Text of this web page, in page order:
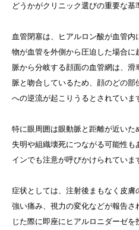
どうかがクリニック選びの重要な基
血管閉塞は、ヒアルロン酸が血管内
物が血管を外側から圧迫した場合
脈から分岐する顔面の血管網は、
脈と吻合しているため、顔のどの
への逆流が起こりうるとされていま
特に眼周囲は眼動脈と距離が近いた
失明や組織壊死につながる可能性
インでも注意が呼びかけられていま
症状としては、注射後まもなく皮膚
強い痛み、視力の変化などが報告
じた際に即座にヒアルロニダーゼ